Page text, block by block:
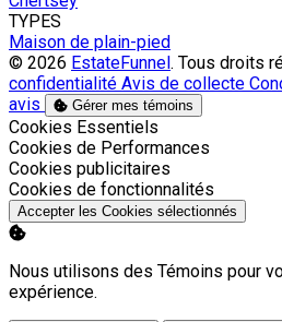
TYPES
Maison de plain-pied
© 2026 EstateFunnel . Tous droits
confidentialité Avis de collecte
avis
Gérer mes témoins
Activer
Cookies Essentiels
Activer
Cookies de Performances
Activer
Cookies publicitaires
Activer
Cookies de fonctionnalités
Accepter les Cookies sélectionnés
Nous utilisons des Témoins pour
expérience.